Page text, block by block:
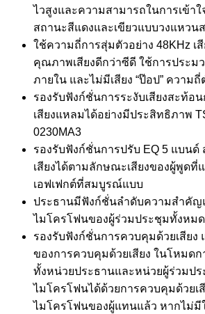
ไวสูงและความสามารถในการเข้า
สถานะสีแดงและเขียวแบบวงแหวน
ใช้ความถี่การสุ่มตัวอย่าง 48KHz เ
คุณภาพเสียงดีกว่าซีดี ใช้การประมว
ภายใน และไม่มีเสียง “ป๊อป” ความถี่
รองรับฟังก์ชั่นการระงับเสียงสะท้อ
เสียงแหลมได้อย่างมีประสิทธิภาพ
0230MA3
รองรับฟังก์ชั่นการปรับ EQ 5 แบนด์
เสียงได้ตามลักษณะเสียงของผู้พูดที่
เอฟเฟกต์ที่สมบูรณ์แบบ
ประธานมีฟังก์ชั่นลำดับความสำคัญ
ไมโครโฟนของผู้ร่วมประชุมทั้งหม
รองรับฟังก์ชั่นการควบคุมด้วยเสียง
ของการควบคุมด้วยเสียง ในโหมดก
ทั้งหน่วยประธานและหน่วยผู้ร่วมปร
ไมโครโฟนได้ด้วยการควบคุมด้วยเ
ไมโครโฟนของผู้แทนแล้ว หากไม่มี